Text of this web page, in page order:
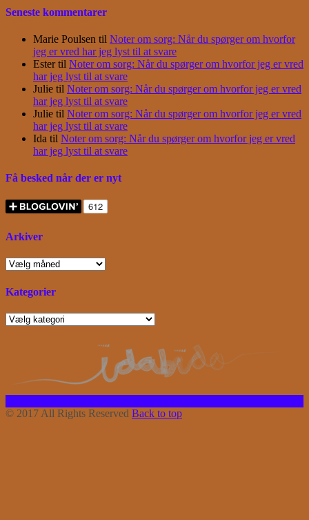
Seneste kommentarer
Marie Poulsen til Noter om sorg: Når du spørger om hvorfor
jeg er vred har jeg lyst til at svare
Estertil Noter om sorg: Når du spørger om hvorfor jeg er vred
har jeg lyst til at svare
Julie til Noter om sorg: Når du spørger om hvorfor jeg er vred
har jeg lyst til at svare
Julie til Noter om sorg: Når du spørger om hvorfor jeg er vred
har jeg lyst til at svare
Ida til Noter om sorg: Når du spørger om hvorfor jeg er vred
har jeg lyst til at svare
Få besked når der er nyt
Arkiver
Arkiver
Kategorier
Kategorier
© 2017 All Rights Reserved Back to top